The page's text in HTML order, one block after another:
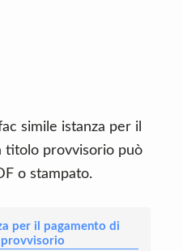
simile istanza per il
titolo provvisorio può
o stampato.
per il pagamento di